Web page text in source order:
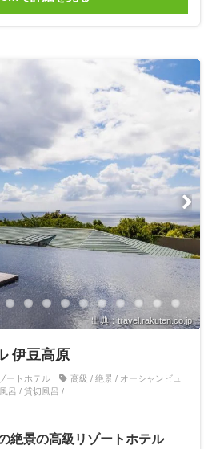
出典：travel.rakuten.co.jp
伊豆高原
ートホテル
高級 / 絶景 / オーシャンビュ
呂 / 貸切風呂 /
絶景の高級リゾートホテル